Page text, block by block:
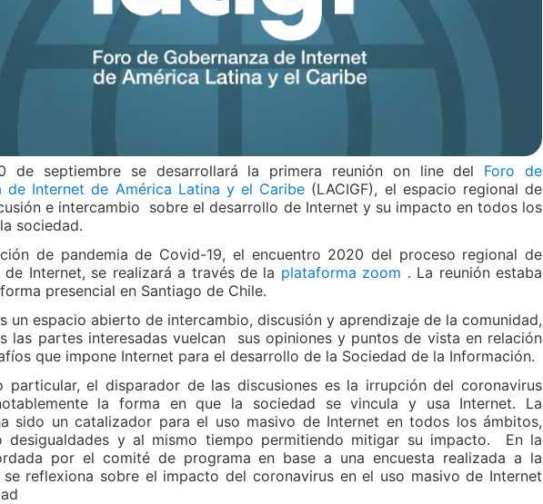
de septiembre se desarrollará la primera reunión on line del Foro de
de Internet de América Latina y el Caribe (LACIGF), el espacio regional de
e intercambio sobre el desarrollo de Internet y su impacto en todos los
sociedad.
de pandemia de Covid-19, el encuentro 2020 del proceso regional de
de Internet, se realizará a través de la plataforma zoom . La reunión estaba
presencial en Santiago de Chile.
un espacio abierto de intercambio, discusión y aprendizaje de la comunidad,
las partes interesadas vuelcan sus opiniones y puntos de vista en relación
que impone Internet para el desarrollo de la Sociedad de la Información.
particular, el disparador de las discusiones es la irrupción del coronavirus
la forma en que la sociedad se vincula y usa Internet. La
sido un catalizador para el uso masivo de Internet en todos los ámbitos,
desigualdades y al mismo tiempo permitiendo mitigar su impacto. En la
por el comité de programa en base a una encuesta realizada a la
se reflexiona sobre el impacto del coronavirus en el uso masivo de Internet